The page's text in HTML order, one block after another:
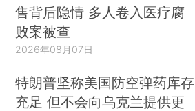
售背后隐情 多人卷入医疗腐
败案被查
2026年08月07日
特朗普坚称美国防空弹药库存
充足 但不会向乌克兰提供更